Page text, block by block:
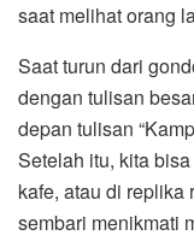
saat melihat orang
Saat turun dari
dengan tulisan
depan tulisan
Setelah itu, kita
kafe, atau di replika
sembari menikmati